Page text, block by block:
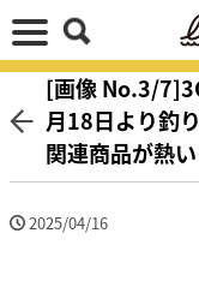
[画像 No.3/
月18日より釣
関連商品が熱い
2025/04/16